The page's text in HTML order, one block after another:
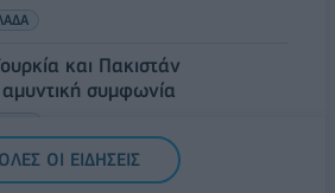
και Πακιστάν
συμφωνία
ΟΛΕΣ ΟΙ ΕΙΔΗΣΕΙΣ